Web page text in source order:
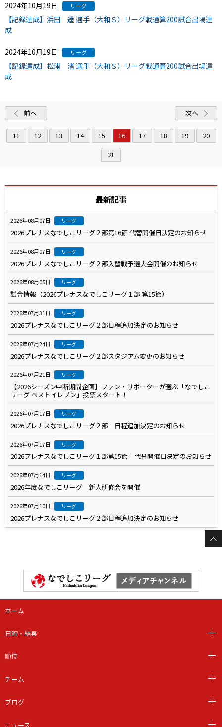
2024年10月19日 リーグ
【記録達成】浜田 遥 選手（大和Ｓ）リーグ戦通算200試合出場達
成
2024年10月19日 リーグ
【記録達成】松浦 渚 選手（大和Ｓ）リーグ戦通算200試合出場達
成
前へ
11 12 13 14 15 16 17 18 19
20
21
次へ
最新記事
2026年08月07日 リーグ
2026プレナスなでしこリーグ２部第16節 代替開催日決定のお知らせ
2026年08月07日 リーグ
2026プレナスなでしこリーグ２部入替戦予選大会開催のお知らせ
2026年08月05日 リーグ
試合情報（2026プレナスなでしこリーグ１部 第15節）
2026年07月31日 リーグ
2026プレナスなでしこリーグ２部日程追加決定のお知らせ
2026年07月24日 リーグ
2026プレナスなでしこリーグ２部スタジアム変更のお知らせ
2026年07月21日 リーグ
【2026シーズン中断期間企画】ファン・サポーターが選ぶ「なでしこ
リーグ ベストイレブン」投票スタート！
2026年07月17日 リーグ
2026プレナスなでしこリーグ２部 日程追加決定のお知らせ
2026年07月17日 リーグ
2026プレナスなでしこリーグ１部第15節 代替開催日決定のお知らせ
2026年07月14日 リーグ
2026年度なでしこリーグ 新人研修会を開催
2026年07月10日 リーグ
2026プレナスなでしこリーグ２部日程追加決定のお知らせ
ホーム
日程・結果
順位
チーム
ブログ
ニュース